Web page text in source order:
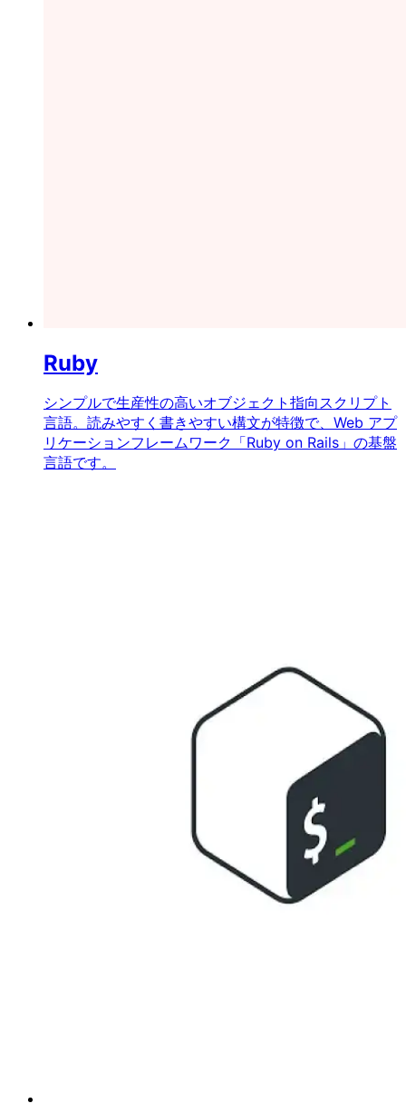
Ruby
シンプルで生産性の高いオブジェクト指向スクリプト
言語。読みやすく書きやすい構文が特徴で、Web アプ
リケーションフレームワーク「Ruby on Rails」の基盤
言語です。